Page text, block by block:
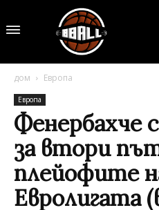
дом Европа
Европа
Фенербахче
за втори
плейофите
Евролигата